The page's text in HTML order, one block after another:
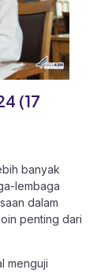
(17
banyak
lembaga
dalam
penting dari
menguji